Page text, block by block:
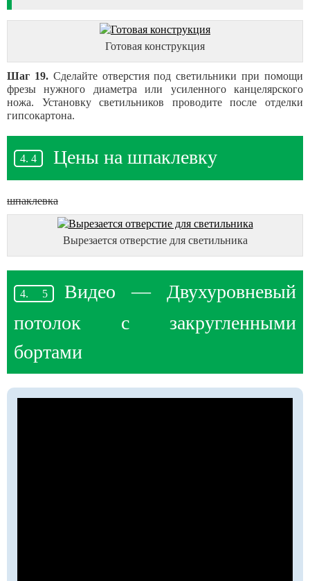
Готовая конструкция
Шаг 19.Сделайте отверстия под светильники при помощи
фрезы нужного диаметра или усиленного канцелярского
ножа. Установку светильников проводите после отделки
гипсокартона.
Цены на шпаклевку
шпаклевка
Вырезается отверстие для светильника
Видео — Двухуровневый
потолок с закругленными
бортами